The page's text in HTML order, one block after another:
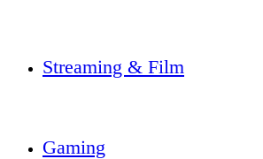
Streaming & Film
Gaming